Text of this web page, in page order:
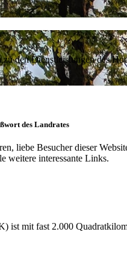
den Dienstleistungen des
des Landrates
liebe Besucher dieser
weitere interessante Links.
ist mit fast 2.000